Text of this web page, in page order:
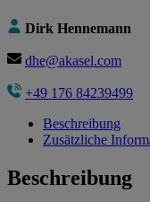
Dirk Hennemann
dhe@akasel.com
+49 176 84239499
Beschreibung
Zusätzliche
Beschreibung